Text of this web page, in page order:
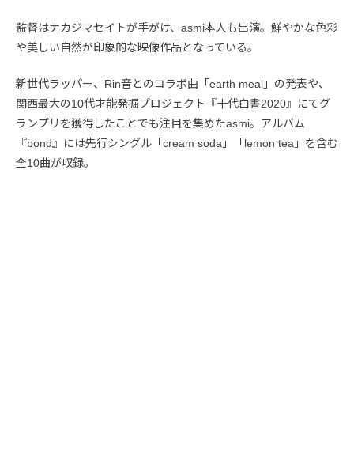
監督はナカジマセイトが手がけ、asmi本人も出演。鮮やかな色彩
や美しい自然が印象的な映像作品となっている。
新世代ラッパー、Rin音とのコラボ曲「earth meal」の発表や、
関西最大の10代才能発掘プロジェクト『十代白書2020』にてグ
ランプリを獲得したことでも注目を集めたasmi。アルバム
『bond』には先行シングル「cream soda」「lemon tea」を含む
全10曲が収録。